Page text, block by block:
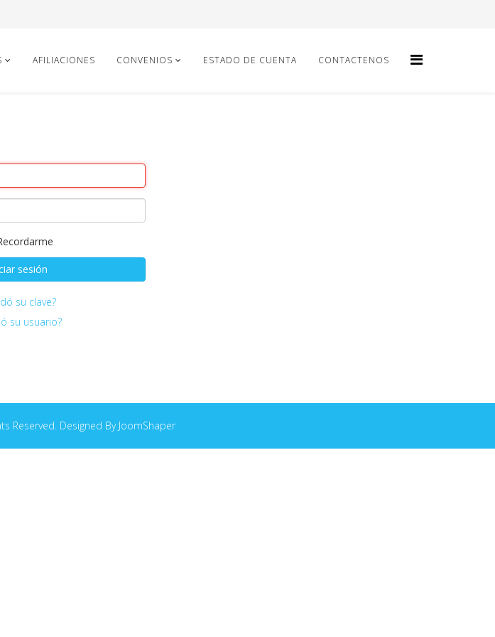
AFILIACIONES CONVENIOS ESTADO DE CUENTA CONTACTENOS
sesión
su clave?
su usuario?
Reserved. Designed By JoomShaper